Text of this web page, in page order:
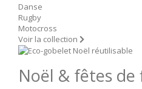
Danse
Rugby
Motocross
Voir la collection
Noël & fêtes de